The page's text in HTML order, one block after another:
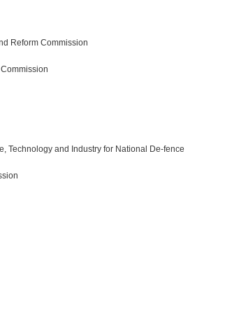
Reform Commission
and Industry for National De-fence